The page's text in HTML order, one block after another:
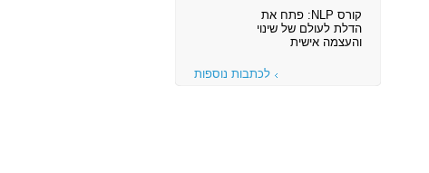
קורס NLP: פתח את
הדלת לעולם של שינוי
והעצמה אישית
לכתבות נוספות